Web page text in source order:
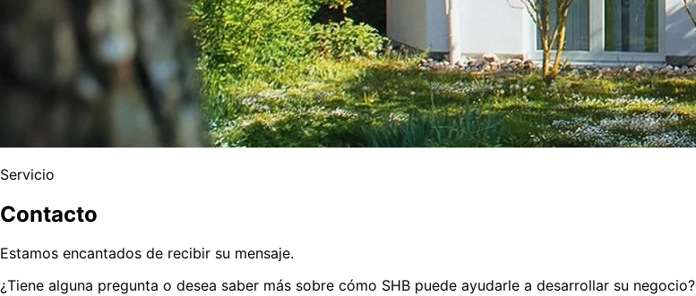
Servicio
Contacto
Estamos encantados de recibir su mensaje.
¿Tiene alguna pregunta o desea saber más sobre cómo SHB puede ayudarle a desarrollar su negocio?